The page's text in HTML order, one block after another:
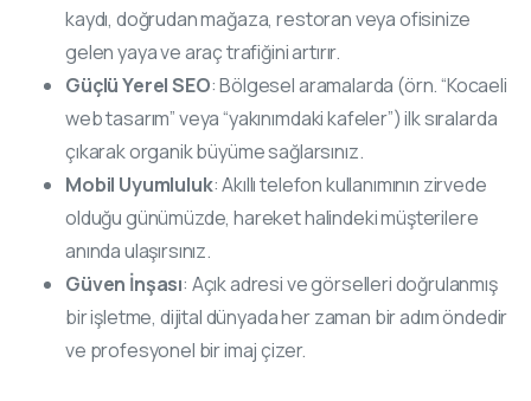
kaydı, doğrudan mağaza, restoran veya ofisinize
gelen yaya ve araç trafiğini artırır.
Güçlü Yerel SEO: Bölgesel aramalarda (örn. “Kocaeli
web tasarım” veya “yakınımdaki kafeler”) ilk sıralarda
çıkarak organik büyüme sağlarsınız.
Mobil Uyumluluk: Akıllı telefon kullanımının zirvede
olduğu günümüzde, hareket halindeki müşterilere
anında ulaşırsınız.
Güven İnşası: Açık adresi ve görselleri doğrulanmış
bir işletme, dijital dünyada her zaman bir adım öndedir
ve profesyonel bir imaj çizer.